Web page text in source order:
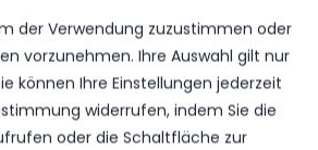
der Verwendung zuzustimmen oder
vorzunehmen. Ihre Auswahl gilt nur
können Ihre Einstellungen jederzeit
widerrufen, indem Sie die
oder die Schaltfläche zur
0 Niederlage
ERGEBNIS